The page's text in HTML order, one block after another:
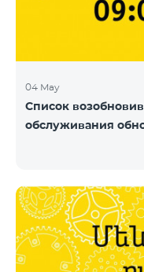
04 May
Список
обслуживания